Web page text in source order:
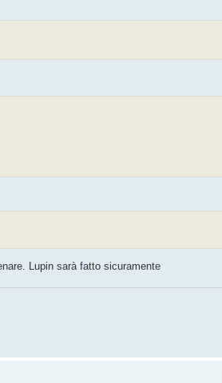
Lupin sarà fatto sicuramente